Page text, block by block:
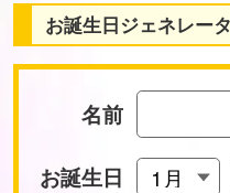
お誕生日ジェネレー
名前
お誕生日